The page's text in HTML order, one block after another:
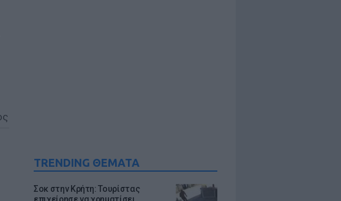
TRENDING ΘΕΜΑΤΑ
Σοκ στην Κρήτη: Τουρίστας